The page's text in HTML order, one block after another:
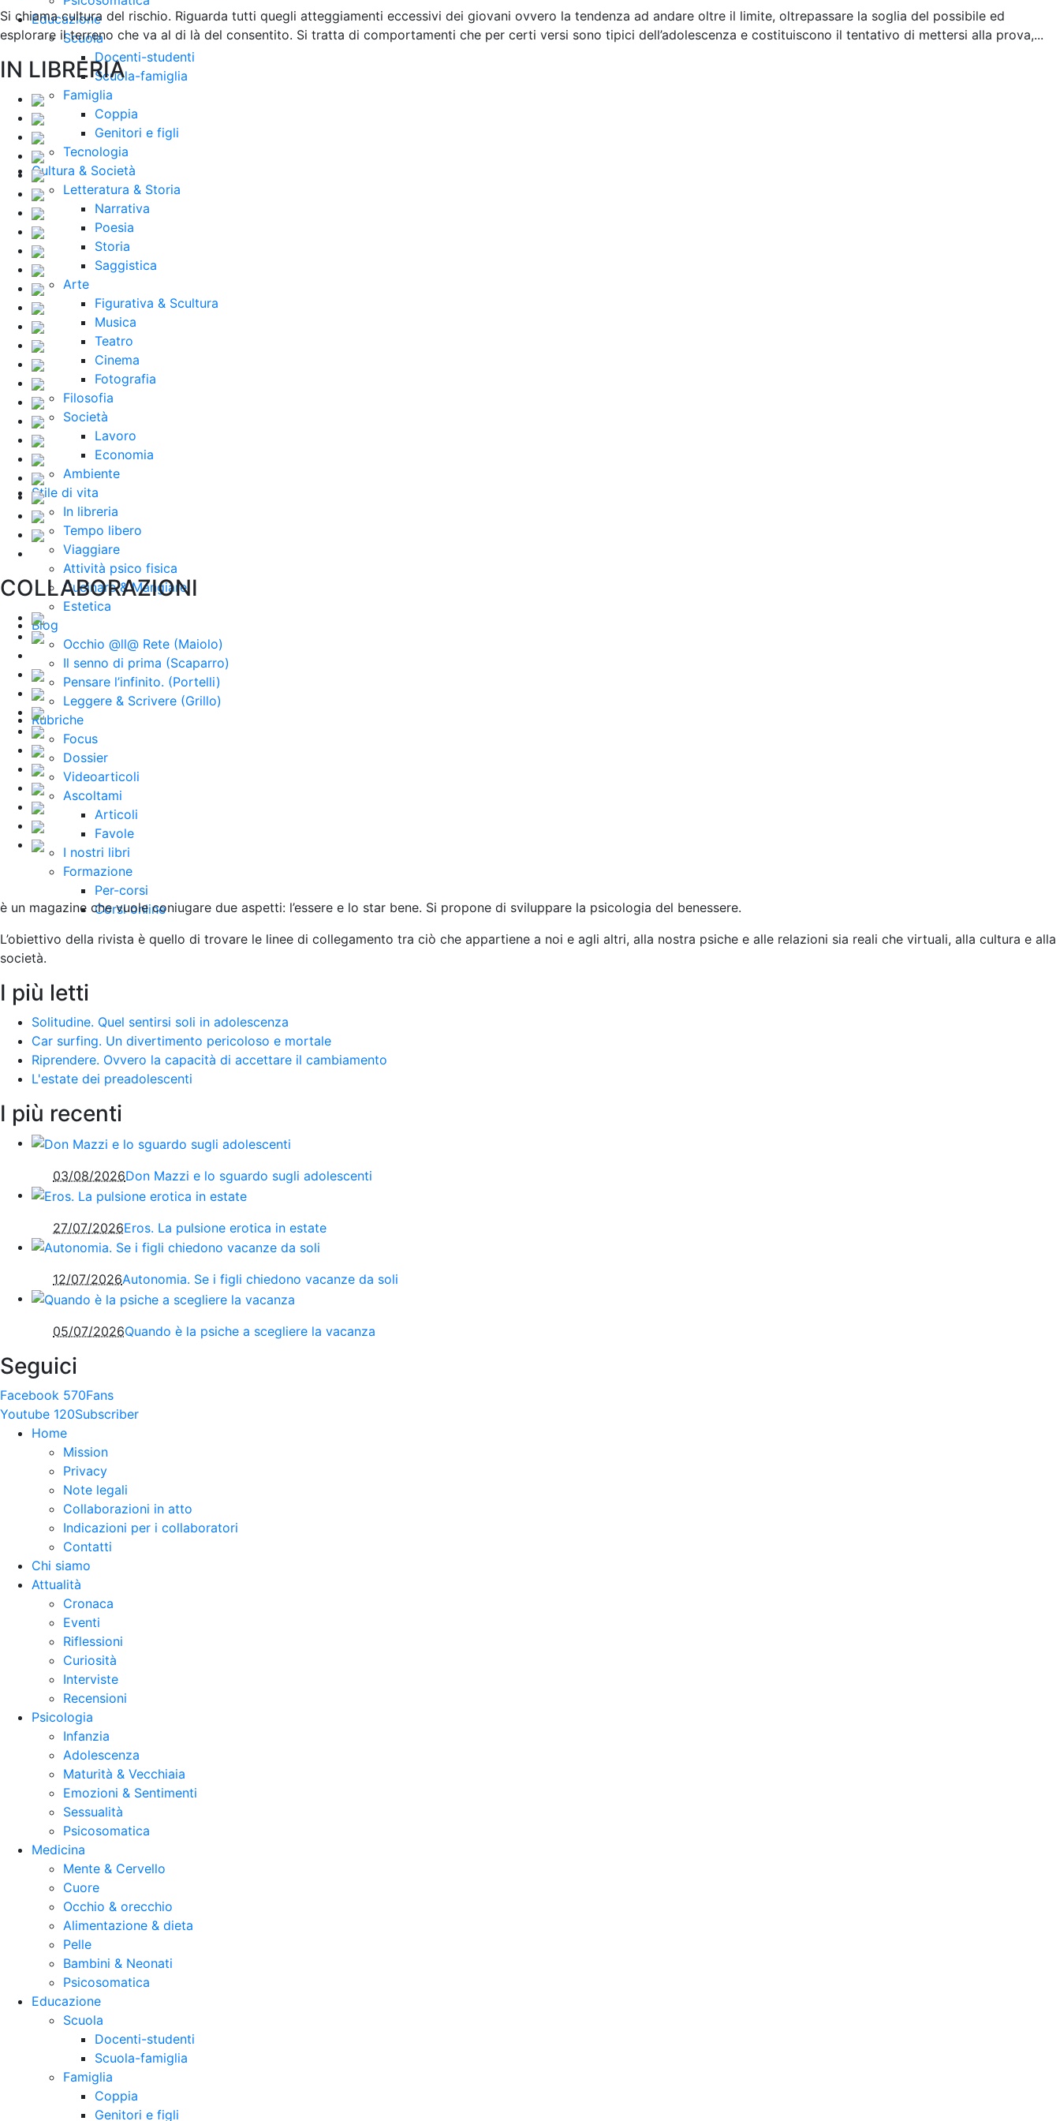
Educazione
Scuola
Docenti-studenti
Scuola-famiglia
Famiglia
Coppia
Genitori e figli
Tecnologia
Cultura & Società
Letteratura & Storia
Narrativa
Poesia
Storia
Saggistica
Arte
Figurativa & Scultura
Musica
Teatro
Cinema
Fotografia
Filosofia
Società
Lavoro
Economia
Ambiente
Stile di vita
In libreria
Tempo libero
Viaggiare
Attività psico fisica
Cucinare & Mangiare
Estetica
Blog
Occhio @ll@ Rete (Maiolo)
Il senno di prima (Scaparro)
Pensare l’infinito. (Portelli)
Leggere & Scrivere (Grillo)
Rubriche
Focus
Dossier
Videoarticoli
Ascoltami
Articoli
Favole
I nostri libri
Formazione
Per-corsi
Corsi online
Si chiama cultura del rischio. Riguarda tutti quegli atteggiamenti eccessivi dei giovani ovvero la tendenza ad andare oltre il limite, oltrepassare la soglia del possibile ed
esplorare il terreno che va al di là del consentito. Si tratta di comportamenti che per certi versi sono tipici dell’adolescenza e costituiscono il tentativo di mettersi alla prova,...
IN LIBRERIA
COLLABORAZIONI
è un magazine che vuole coniugare due aspetti: l’essere e lo star bene. Si propone di sviluppare la psicologia del benessere.
L’obiettivo della rivista è quello di trovare le linee di collegamento tra ciò che appartiene a noi e agli altri, alla nostra psiche e alle relazioni sia reali che virtuali, alla cultura e alla
società.
I più letti
Solitudine. Quel sentirsi soli in adolescenza
Car surfing. Un divertimento pericoloso e mortale
Riprendere. Ovvero la capacità di accettare il cambiamento
L'estate dei preadolescenti
I più recenti
03/08/2026Don Mazzi e lo sguardo sugli adolescenti
27/07/2026Eros. La pulsione erotica in estate
12/07/2026Autonomia. Se i figli chiedono vacanze da soli
05/07/2026Quando è la psiche a scegliere la vacanza
Seguici
Facebook 570Fans
Youtube 120Subscriber
Home
Mission
Privacy
Note legali
Collaborazioni in atto
Indicazioni per i collaboratori
Contatti
Chi siamo
Attualità
Cronaca
Eventi
Riflessioni
Curiosità
Interviste
Recensioni
Psicologia
Infanzia
Adolescenza
Maturità & Vecchiaia
Emozioni & Sentimenti
Sessualità
Psicosomatica
Medicina
Mente & Cervello
Cuore
Occhio & orecchio
Alimentazione & dieta
Pelle
Bambini & Neonati
Psicosomatica
Educazione
Scuola
Docenti-studenti
Scuola-famiglia
Famiglia
Coppia
Genitori e figli